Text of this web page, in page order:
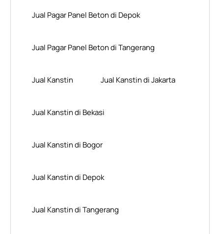
Jual Pagar Panel Beton di Depok
Jual Pagar Panel Beton di Tangerang
Jual Kanstin Jual Kanstin di Jakarta
Jual Kanstin di Bekasi
Jual Kanstin di Bogor
Jual Kanstin di Depok
Jual Kanstin di Tangerang